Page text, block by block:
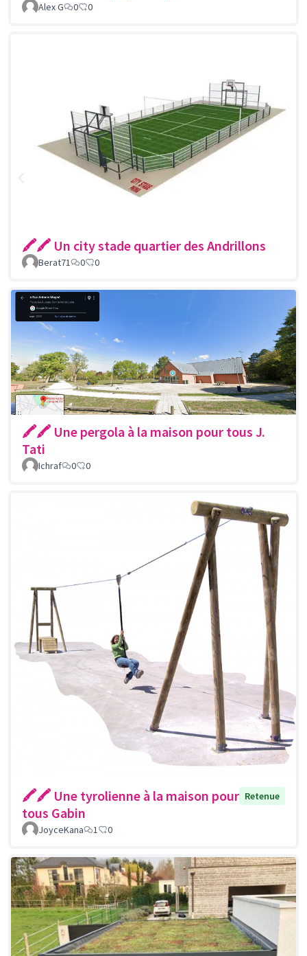
Alex G 0 0
🖍🖍 Un city stade quartier des Andrillons
Berat71 0 0
🖍🖍 Une pergola à la maison pour tous J.
Tati
Ichraf 0 0
🖍🖍 Une tyrolienne à la maison pour
tous Gabin
Retenue
JoyceKana 1 0